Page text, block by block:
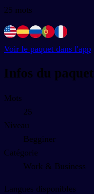
25 mots
Voir le paquet dans l'app
Infos du paquet
Mots
25
Niveau
Begginer
Catégorie
Work & Business
Langues disponibles